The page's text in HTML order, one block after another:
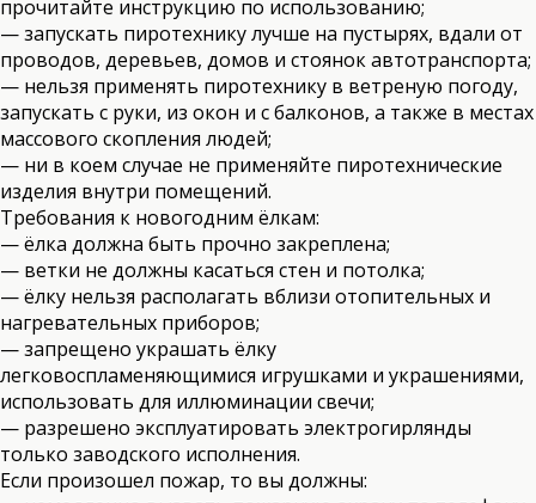
прочитайте инструкцию по использованию;
— запускать пиротехнику лучше на пустырях, вдали от
проводов, деревьев, домов и стоянок автотранспорта;
— нельзя применять пиротехнику в ветреную погоду,
запускать с руки, из окон и с балконов, а также в местах
массового скопления людей;
— ни в коем случае не применяйте пиротехнические
изделия внутри помещений.
Требования к новогодним ёлкам:
— ёлка должна быть прочно закреплена;
— ветки не должны касаться стен и потолка;
— ёлку нельзя располагать вблизи отопительных и
нагревательных приборов;
— запрещено украшать ёлку
легковоспламеняющимися игрушками и украшениями,
использовать для иллюминации свечи;
— разрешено эксплуатировать электрогирлянды
только заводского исполнения.
Если произошел пожар, то вы должны: